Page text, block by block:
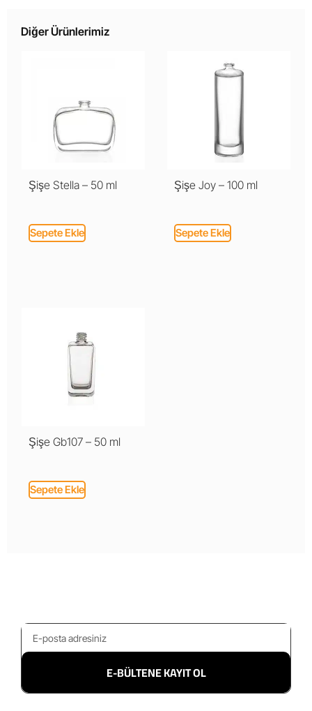
Diğer Ürünlerimiz
Şişe Stella – 50 ml
Sepete Ekle
Şişe Joy – 100 ml
Sepete Ekle
Şişe Gb107 – 50 ml
Sepete Ekle
E-BÜLTENE KAYIT OL